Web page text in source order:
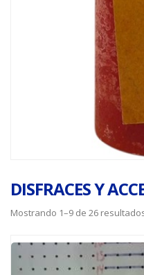
DISFRACES Y
Mostrando 1–9 de 26